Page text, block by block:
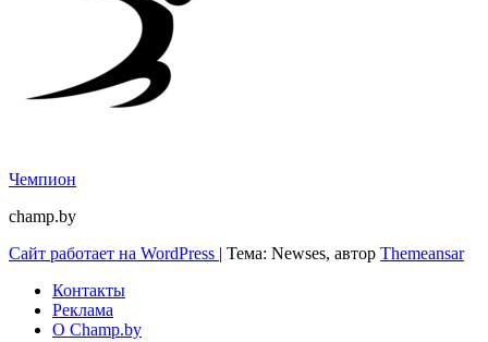
Чемпион
champ.by
Сайт работает на WordPress | Тема: Newses, автор Themeansar
Контакты
Реклама
О Champ.by